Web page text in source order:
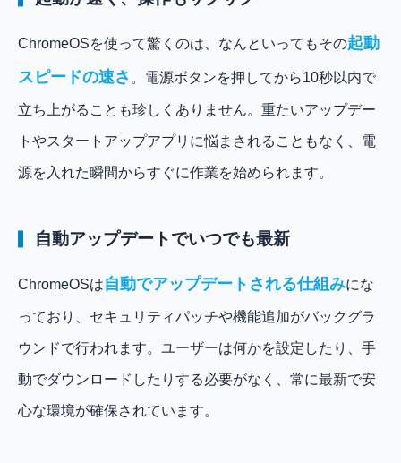
ChromeOSを使って驚くのは、なんといってもその起動
スピードの速さ 。電源ボタンを押してから10秒以内で
立ち上がることも珍しくありません。重たいアップデー
トやスタートアップアプリに悩まされることもなく、電
源を入れた瞬間からすぐに作業を始められます。
自動アップデートでいつでも最新
ChromeOSは自動でアップデートされる仕組みにな
っており、セキュリティパッチや機能追加がバックグラ
ウンドで行われます。ユーザーは何かを設定したり、手
動でダウンロードしたりする必要がなく、常に最新で安
心な環境が確保されています。